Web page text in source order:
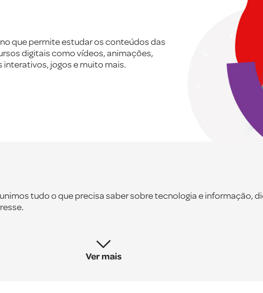
que permite estudar os conteúdos das
digitais como vídeos, animações,
jogos e muito mais.
tudo o que precisa saber sobre tecnologia e informação,
Ver mais